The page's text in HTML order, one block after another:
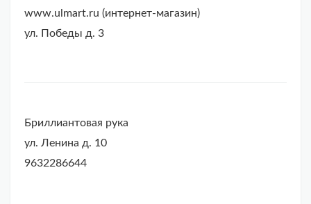
www.ulmart.ru (интернет-магазин)
ул. Победы д. 3
Бриллиантовая рука
ул. Ленина д. 10
9632286644